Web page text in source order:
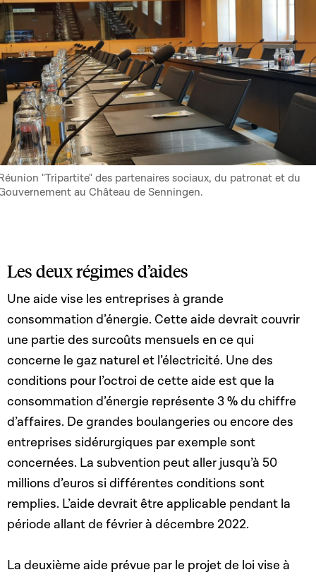
"Tripartite" des partenaires sociaux, du patronat et du
au Château de Senningen.
Les deux régimes d’aides
Une aide vise les entreprises à grande
consommation d’énergie. Cette aide devrait couvrir
une partie des surcoûts mensuels en ce qui
concerne le gaz naturel et l’électricité. Une des
conditions pour l’octroi de cette aide est que la
consommation d’énergie représente 3 % du chiffre
d’affaires. De grandes boulangeries ou encore des
entreprises sidérurgiques par exemple sont
concernées. La subvention peut aller jusqu’à 50
millions d’euros si différentes conditions sont
remplies. L’aide devrait être applicable pendant la
période allant de février à décembre 2022.
La deuxième aide prévue par le projet de loi vise à